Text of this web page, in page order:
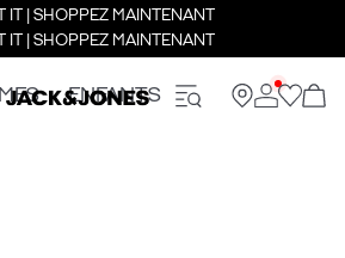
IT | SHOPPEZ MAINTENANT
IT | SHOPPEZ MAINTENANT
ENFANTS